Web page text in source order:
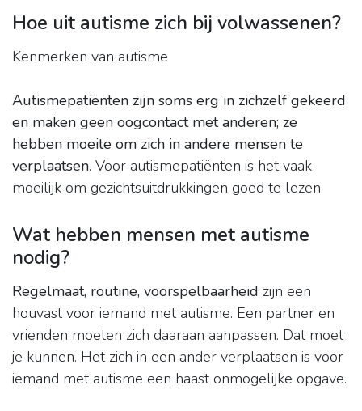
Hoe uit autisme zich bij volwassenen?
Kenmerken van autisme
Autismepatiënten zijn soms erg in zichzelf gekeerd
en maken geen oogcontact met anderen; ze
hebben moeite om zich in andere mensen te
verplaatsen. Voor autismepatiënten is het vaak
moeilijk om gezichtsuitdrukkingen goed te lezen.
Wat hebben mensen met autisme
nodig?
Regelmaat, routine, voorspelbaarheid zijn een
houvast voor iemand met autisme. Een partner en
vrienden moeten zich daaraan aanpassen. Dat moet
je kunnen. Het zich in een ander verplaatsen is voor
iemand met autisme een haast onmogelijke opgave.